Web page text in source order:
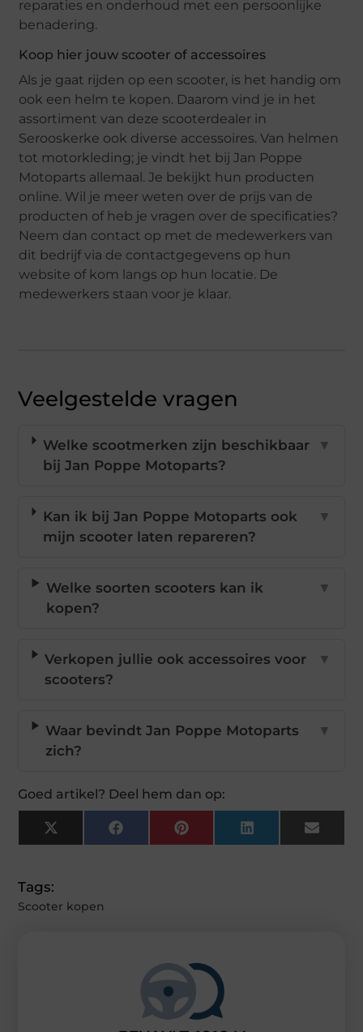
reparaties en onderhoud met een persoonlijke
benadering.
Koop hier jouw scooter of accessoires
Als je gaat rijden op een scooter, is het handig om
ook een helm te kopen. Daarom vind je in het
assortiment van deze scooterdealer in
Serooskerke ook diverse accessoires. Van helmen
tot motorkleding; je vindt het bij Jan Poppe
Motoparts allemaal. Je bekijkt hun producten
online. Wil je meer weten over de prijs van de
producten of heb je vragen over de specificaties?
Neem dan contact op met de medewerkers van
dit bedrijf via de contactgegevens op hun
website of kom langs op hun locatie. De
medewerkers staan voor je klaar.
Veelgestelde vragen
Welke scootmerken zijn beschikbaar
bij Jan Poppe Motoparts?
▼
Kan ik bij Jan Poppe Motoparts ook
mijn scooter laten repareren?
▼
Welke soorten scooters kan ik
kopen?
▼
Verkopen jullie ook accessoires voor
scooters?
▼
Waar bevindt Jan Poppe Motoparts
zich?
▼
Goed artikel? Deel hem dan op:
X
(Twitter)
FacebookPinterestLinkedInEmail
Tags:
Scooter kopen